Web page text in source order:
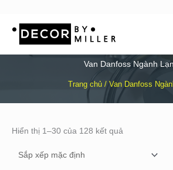
Van Danfoss Ngành
Trang chủ/ Van Danfoss
Hiển thị 1–30 của 128 kết quả